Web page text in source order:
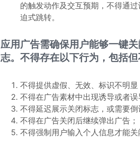
的触发动作及交互预期，不得通
迫式跳转。
应用广告需确保用户能够一键
志。不得存在以下行为，包括但
不得提供虚假、无效、标识不明
不得在广告素材中出现诱导或者误
不得延迟展示关闭标志，或需要倒
不得在广告关闭后继续弹出广告；
不得强制用户输入个人信息才能关